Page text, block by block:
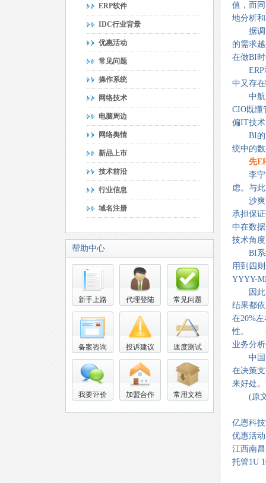
ERP软件
IDC行业背景
优惠活动
常见问题
操作系统
网络技术
电脑周边
网络舆情
新品上市
技术前沿
行业信息
域名注册
帮助中心
新手上路 代理登陆 常见问题
备案咨询 投诉建议 速度测试
我要评价 加盟合作 常用文档
值，而
地分析
据调查
的需求
在做BI
ERP和
中又存
中航国
CIO既懂
偏IT技
BI的源
统中的
先
李宁集
虑。与
沙爽说
承担保
中在数
技术角
BI系统
用到四
YYYY-
因此，
结果都
在20%
性。 企
业务分
中国人
在决策
来好处
(原文地
亿恩科技
优惠活动
江西南
托管1U